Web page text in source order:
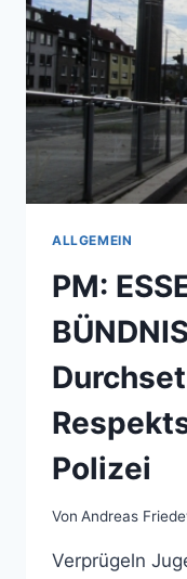
ALLGEMEIN
PM:
Polizei
Von Andreas
Verprügeln